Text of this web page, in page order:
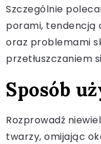
Szczególnie
porami, tendencją
oraz problemami
przetłuszczaniem
Sposób
Rozprowadź
twarzy, omijając